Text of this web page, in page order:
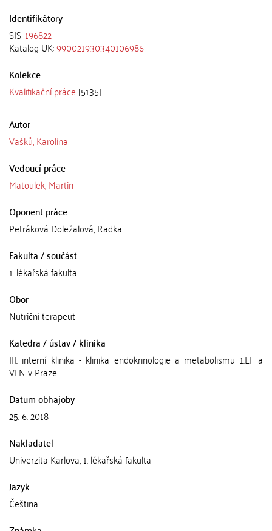
Identifikátory
SIS:196822
Katalog UK:990021930340106986
Kolekce
Kvalifikační práce [5135]
Autor
Vašků, Karolína
Vedoucí práce
Matoulek, Martin
Oponent práce
Petráková Doležalová, Radka
Fakulta / součást
1. lékařská fakulta
Obor
Nutriční terapeut
Katedra / ústav / klinika
III. interní klinika - klinika endokrinologie a metabolismu 1.LF a
VFN v Praze
Datum obhajoby
25. 6. 2018
Nakladatel
Univerzita Karlova, 1. lékařská fakulta
Jazyk
Čeština